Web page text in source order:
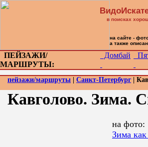
ПЕЙЗАЖИ/
МАРШРУТЫ:
Домбай
пейзажи/маршруты Санкт-Петербург |
Кавголово. Зима.
на фото:
Зима
в поисках
на сайте -
а также